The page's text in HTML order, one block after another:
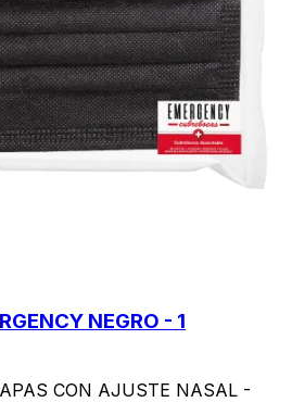
NEGRO - 1
CON AJUSTE NASAL -